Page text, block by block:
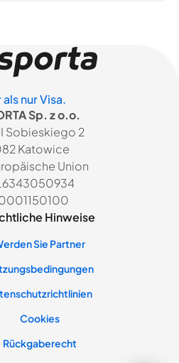
als nur Visa.
Sp. z o.o.
Sobieskiego 2
Katowice
Union
Hinweise
Sie Partner
Cookies
Rückgaberecht